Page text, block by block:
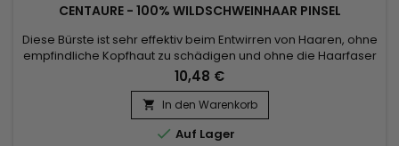
CENTAURE - 100% WILDSCHWEINHAAR PINSEL
Diese Bürste ist sehr effektiv beim Entwirren von Haaren, ohne
empfindliche Kopfhaut zu schädigen und ohne die Haarfaser
zu beschädigen.&nbsp; Mit seinem ergonomischen Griff wird
er besonders zum sanften Entwirren von Kinderhaaren
geschätzt.&nbsp; Die Centaure-Bürste ist von
ausgezeichneter Qualität und sorgt dafür, dass Ihr Haar nicht
„elektrisiert“...
10,48 €
 In den Warenkorb
 Auf Lager